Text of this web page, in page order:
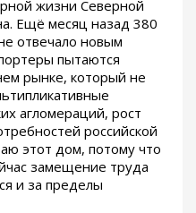
жизни Северной
Ещё месяц назад 380
отвечало новым
пытаются
рынке, который не
агломераций, рост
российской
этот дом, потому что
замещение труда
и за пределы